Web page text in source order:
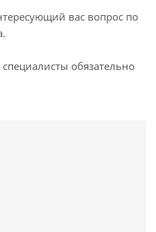
вас вопрос по
обязательно